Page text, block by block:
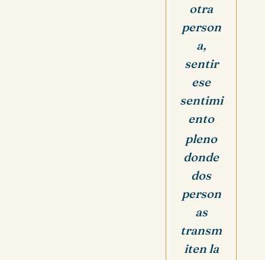
otra
person
a,
sentir
ese
sentimi
ento
pleno
donde
dos
person
as
transm
iten la